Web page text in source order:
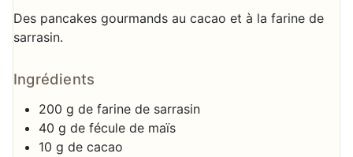
Des pancakes gourmands au cacao et à la farine de
sarrasin.
Ingrédients
200 g de farine de sarrasin
40 g de fécule de maïs
10 g de cacao